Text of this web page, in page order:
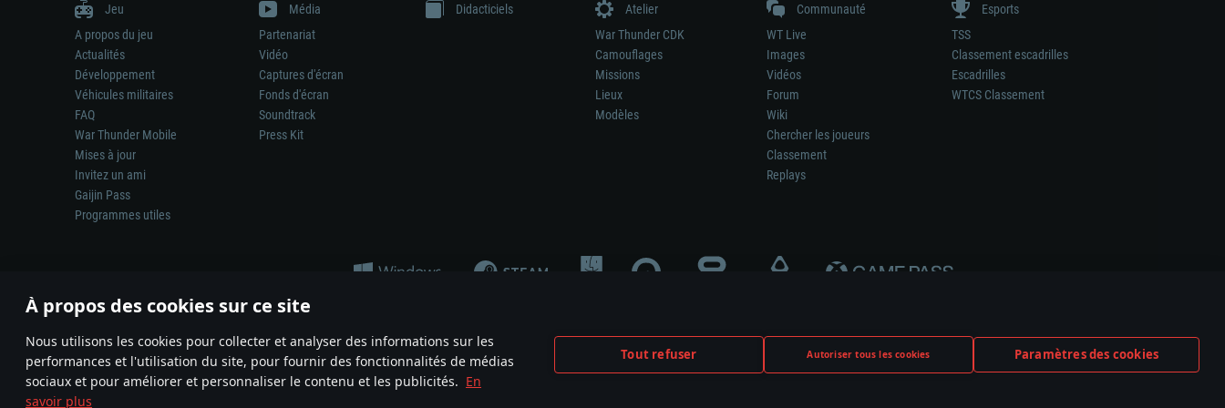
À propos des cookies sur ce site
Nous utilisons les cookies pour collecter et analyser des informations sur les
performances et l'utilisation du site, pour fournir des fonctionnalités de médias
sociaux et pour améliorer et personnaliser le contenu et les publicités. En
savoir plus
Tout refuser Autoriser tous les cookies Paramètres des cookies
Jeu
A propos du jeu
Actualités
Développement
Véhicules militaires
FAQ
War Thunder Mobile
Mises à jour
Invitez un ami
Gaijin Pass
Programmes utiles
Média
Partenariat
Vidéo
Captures d'écran
Fonds d'écran
Soundtrack
Press Kit
Didacticiels
Atelier
War Thunder CDK
Camouflages
Missions
Lieux
Modèles
Communauté
WT Live
Images
Vidéos
Forum
Wiki
Chercher les joueurs
Classement
Replays
Esports
TSS
Classement escadrilles
Escadrilles
WTCS Classement
La représentation d’une arme ou d’un véhicule réel dans ce jeu ne signifie pas la participation au développement du jeu, le sponsoring ou à l’approbation de tout fabricant d’armes ou de véhicule.
© 2011—2026 Gaijin Games Kft. All trademarks, logos and brand names are the property of their respective owners.
Termes et conditions